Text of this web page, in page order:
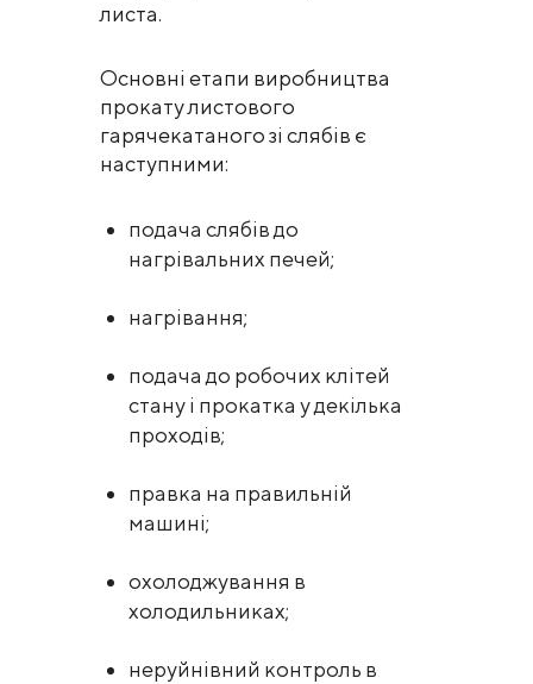
листа.
Основні етапи виробництва
прокату листового
гарячекатаного зі слябів є
наступними:
подача слябів до
нагрівальних печей;
нагрівання;
подача до робочих клітей
стану і прокатка у декілька
проходів;
правка на правильній
машині;
охолоджування в
холодильниках;
неруйнівний контроль в